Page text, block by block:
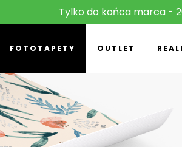
Tylko do końca marca -
FOTOTAPETY OUTLET